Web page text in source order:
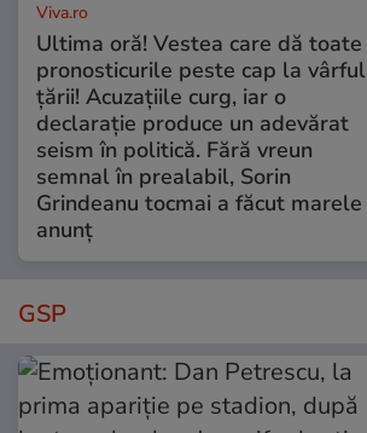
Viva.ro
Ultima oră! Vestea care dă toate
pronosticurile peste cap la vârful
țării! Acuzațiile curg, iar o
declarație produce un adevărat
seism în politică. Fără vreun
semnal în prealabil, Sorin
Grindeanu tocmai a făcut marele
anunț
GSP